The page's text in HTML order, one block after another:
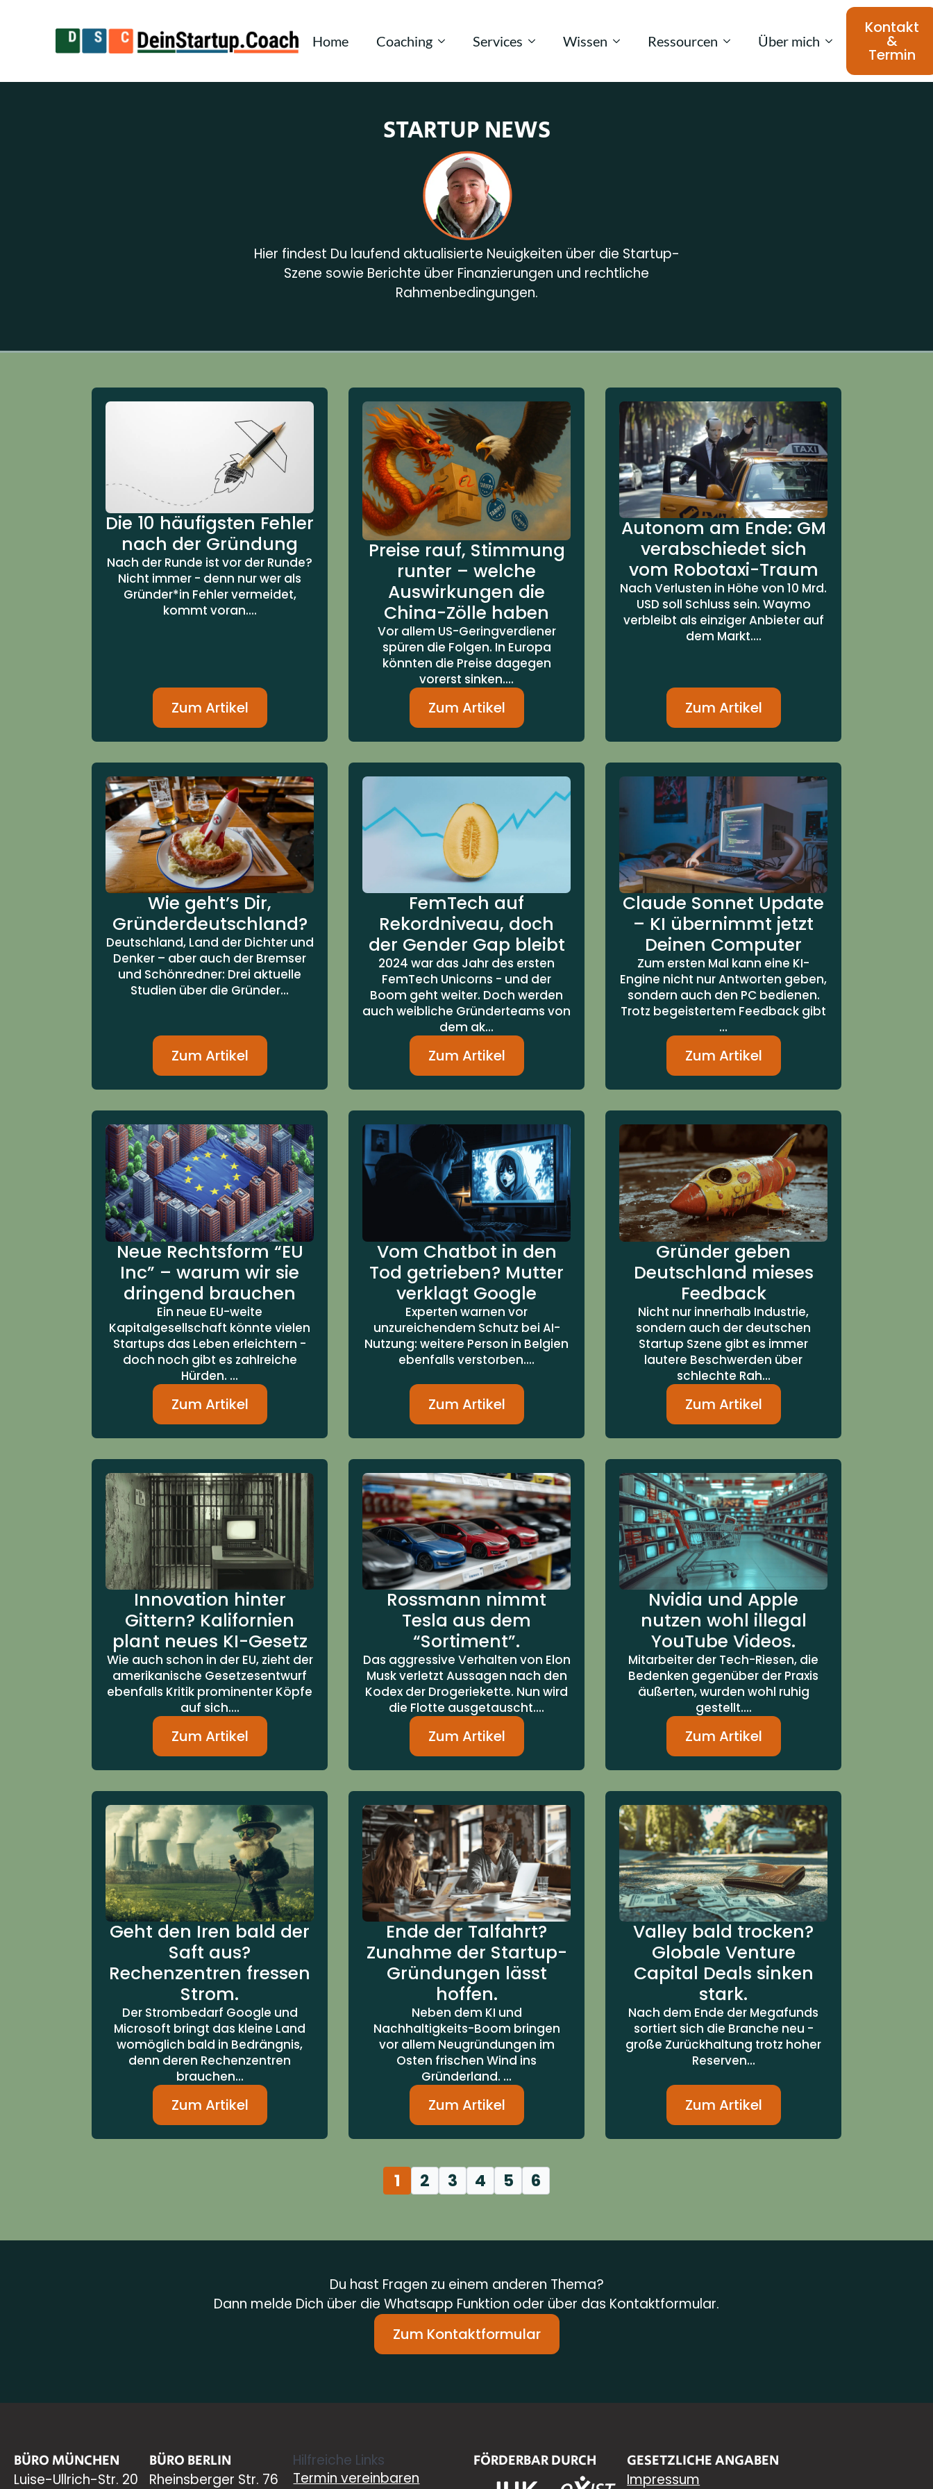
Home Coaching Services Wissen Ressourcen Über mich
Kontakt
&
Termin
STARTUP NEWS
Hier findest Du laufend aktualisierte Neuigkeiten über die Startup-
Szene sowie Berichte über Finanzierungen und rechtliche
Rahmenbedingungen.
Die 10 häufigsten Fehler
nach der Gründung
Nach der Runde ist vor der Runde?
Nicht immer - denn nur wer als
Gründer*in Fehler vermeidet,
kommt voran....
Zum Artikel
Preise rauf, Stimmung
runter – welche
Auswirkungen die
China-Zölle haben
Vor allem US-Geringverdiener
spüren die Folgen. In Europa
könnten die Preise dagegen
vorerst sinken....
Zum Artikel
Autonom am Ende: GM
verabschiedet sich
vom Robotaxi-Traum
Nach Verlusten in Höhe von 10 Mrd.
USD soll Schluss sein. Waymo
verbleibt als einziger Anbieter auf
dem Markt....
Zum Artikel
Wie geht’s Dir,
Gründerdeutschland?
Deutschland, Land der Dichter und
Denker – aber auch der Bremser
und Schönredner: Drei aktuelle
Studien über die Gründer...
Zum Artikel
FemTech auf
Rekordniveau, doch
der Gender Gap bleibt
2024 war das Jahr des ersten
FemTech Unicorns - und der
Boom geht weiter. Doch werden
auch weibliche Gründerteams von
dem ak...
Zum Artikel
Claude Sonnet Update
– KI übernimmt jetzt
Deinen Computer
Zum ersten Mal kann eine KI-
Engine nicht nur Antworten geben,
sondern auch den PC bedienen.
Trotz begeistertem Feedback gibt
...
Zum Artikel
Neue Rechtsform “EU
Inc” – warum wir sie
dringend brauchen
Ein neue EU-weite
Kapitalgesellschaft könnte vielen
Startups das Leben erleichtern -
doch noch gibt es zahlreiche
Hürden. ...
Zum Artikel
Vom Chatbot in den
Tod getrieben? Mutter
verklagt Google
Experten warnen vor
unzureichendem Schutz bei AI-
Nutzung: weitere Person in Belgien
ebenfalls verstorben....
Zum Artikel
Gründer geben
Deutschland mieses
Feedback
Nicht nur innerhalb Industrie,
sondern auch der deutschen
Startup Szene gibt es immer
lautere Beschwerden über
schlechte Rah...
Zum Artikel
Innovation hinter
Gittern? Kalifornien
plant neues KI-Gesetz
Wie auch schon in der EU, zieht der
amerikanische Gesetzesentwurf
ebenfalls Kritik prominenter Köpfe
auf sich....
Zum Artikel
Rossmann nimmt
Tesla aus dem
“Sortiment”.
Das aggressive Verhalten von Elon
Musk verletzt Aussagen nach den
Kodex der Drogeriekette. Nun wird
die Flotte ausgetauscht....
Zum Artikel
Nvidia und Apple
nutzen wohl illegal
YouTube Videos.
Mitarbeiter der Tech-Riesen, die
Bedenken gegenüber der Praxis
äußerten, wurden wohl ruhig
gestellt....
Zum Artikel
Geht den Iren bald der
Saft aus?
Rechenzentren fressen
Strom.
Der Strombedarf Google und
Microsoft bringt das kleine Land
womöglich bald in Bedrängnis,
denn deren Rechenzentren
brauchen...
Zum Artikel
Ende der Talfahrt?
Zunahme der Startup-
Gründungen lässt
hoffen.
Neben dem KI und
Nachhaltigkeits-Boom bringen
vor allem Neugründungen im
Osten frischen Wind ins
Gründerland. ...
Zum Artikel
Valley bald trocken?
Globale Venture
Capital Deals sinken
stark.
Nach dem Ende der Megafunds
sortiert sich die Branche neu -
große Zurückhaltung trotz hoher
Reserven...
Zum Artikel
1 2 3 4 5 6
Du hast Fragen zu einem anderen Thema?
Dann melde Dich über die Whatsapp Funktion oder über das Kontaktformular.
Zum Kontaktformular
BÜRO MÜNCHEN
Luise-Ullrich-Str. 20
BÜRO BERLIN
Rheinsberger Str. 76
Hilfreiche Links
Termin vereinbaren
FÖRDERBAR DURCH GESETZLICHE ANGABEN
Impressum